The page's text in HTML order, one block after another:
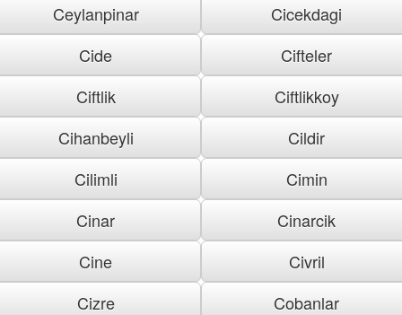
Ceylanpinar
Cicekdagi
Cide
Cifteler
Ciftlik
Ciftlikkoy
Cihanbeyli
Cildir
Cilimli
Cimin
Cinar
Cinarcik
Cine
Civril
Cizre
Cobanlar